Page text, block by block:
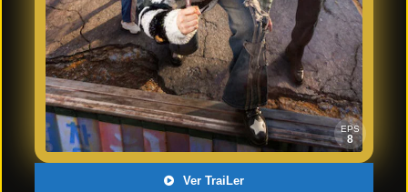
Últimos
Tráilers
Español
📺 VER
SERIES
PLATAFORMAS
EPS
8
Ver TraiLer